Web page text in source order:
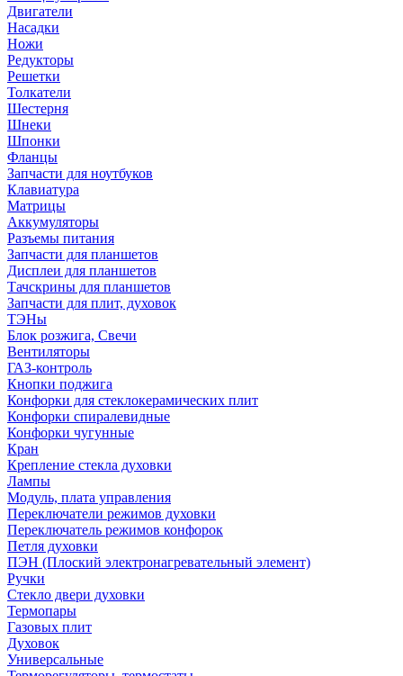
Двигатели
Насадки
Ножи
Редукторы
Решетки
Толкатели
Шестерня
Шнеки
Шпонки
Фланцы
Запчасти для ноутбуков
Клавиатура
Матрицы
Аккумуляторы
Разъемы питания
Запчасти для планшетов
Дисплеи для планшетов
Тачскрины для планшетов
Запчасти для плит, духовок
ТЭНы
Блок розжига, Свечи
Вентиляторы
ГАЗ-контроль
Кнопки поджига
Конфорки для стеклокерамических плит
Конфорки спиралевидные
Конфорки чугунные
Кран
Крепление стекла духовки
Лампы
Модуль, плата управления
Переключатели режимов духовки
Переключатель режимов конфорок
Петля духовки
ПЭН (Плоский электронагревательный элемент)
Ручки
Стекло двери духовки
Термопары
Газовых плит
Духовок
Универсальные